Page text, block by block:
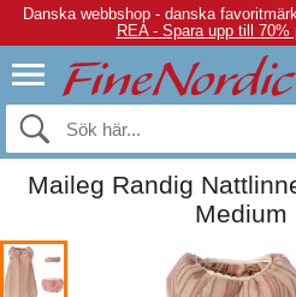
Danska webbshop - danska
REA - Spara upp till 70%
Maileg Randig
Medium